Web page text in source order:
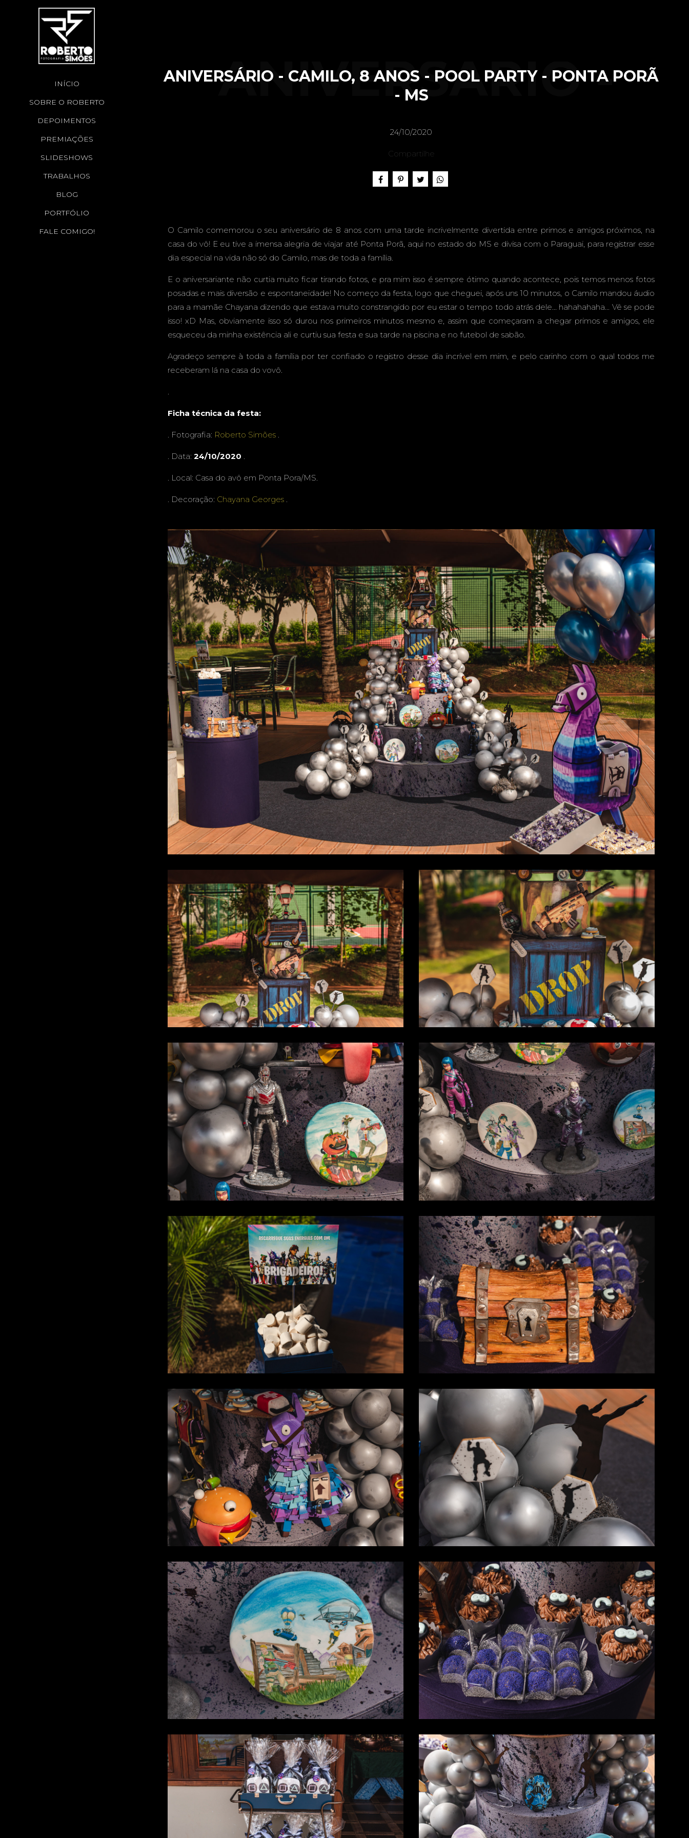
INÍCIO
SOBRE O ROBERTO
DEPOIMENTOS
PREMIAÇÕES
SLIDESHOWS
TRABALHOS
BLOG
PORTFÓLIO
FALE COMIGO!
ANIVERSÁRIO - CAMILO, 8 ANOS - POOL PARTY - PONTA PORÃ
- MS
ANIVERSÁRIO -
CAMILO, 8 ANOS -
POOL PARTY -
PONTA PORÃ - MS
24/10/2020
Compartilhe
O Camilo comemorou o seu aniversário de 8 anos com uma tarde incrivelmente divertida entre primos e amigos próximos, na
casa do vô! E eu tive a imensa alegria de viajar até Ponta Porã, aqui no estado do MS e divisa com o Paraguai, para registrar esse
dia especial na vida não só do Camilo, mas de toda a família.
E o aniversariante não curtia muito ficar tirando fotos, e pra mim isso é sempre ótimo quando acontece, pois temos menos fotos
posadas e mais diversão e espontaneidade! No começo da festa, logo que cheguei, após uns 10 minutos, o Camilo mandou áudio
para a mamãe Chayana dizendo que estava muito constrangido por eu estar o tempo todo atrás dele... hahahahaha... Vê se pode
isso! xD Mas, obviamente isso só durou nos primeiros minutos mesmo e, assim que começaram a chegar primos e amigos, ele
esqueceu da minha existência ali e curtiu sua festa e sua tarde na piscina e no futebol de sabão.
Agradeço sempre à toda a família por ter confiado o registro desse dia incrível em mim, e pelo carinho com o qual todos me
receberam lá na casa do vovô.
.
Ficha técnica da festa:
. Fotografia: Roberto Simões .
. Data: 24/10/2020 .
. Local: Casa do avô em Ponta Pora/MS.
. Decoração: Chayana Georges .